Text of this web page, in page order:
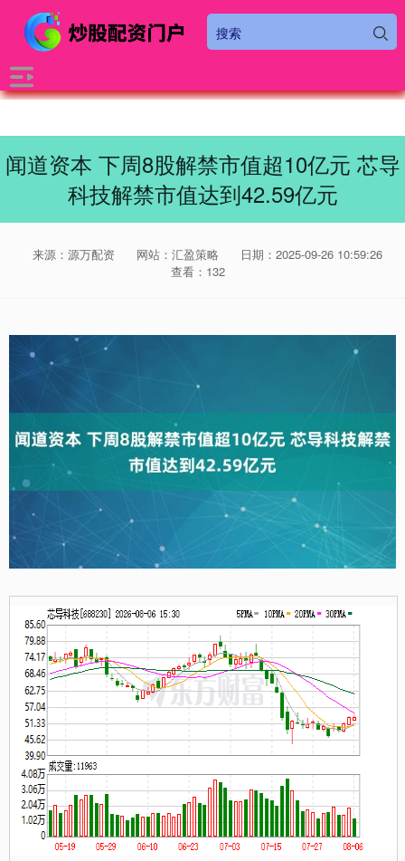
闻道资本 下周8股解禁市值超10亿元 芯导
科技解禁市值达到42.59亿元
来源：源万配资 网站：汇盈策略
日期：2025-09-26 10:59:26
查看：132